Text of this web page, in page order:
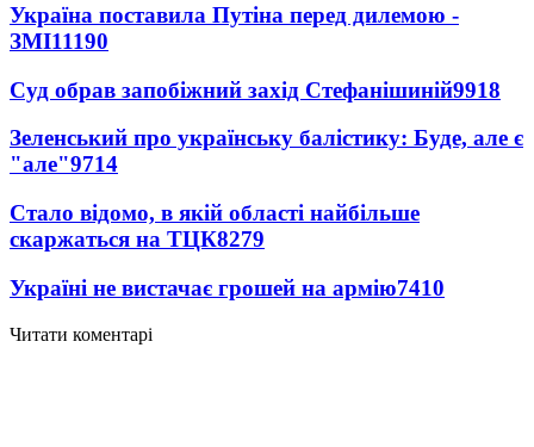
Україна поставила Путіна перед дилемою -
ЗМІ11190
Суд обрав запобіжний захід Стефанішиній9918
Зеленський про українську балістику: Буде, але є
"але"9714
Стало відомо, в якій області найбільше
скаржаться на ТЦК8279
Україні не вистачає грошей на армію7410
Читати коментарі